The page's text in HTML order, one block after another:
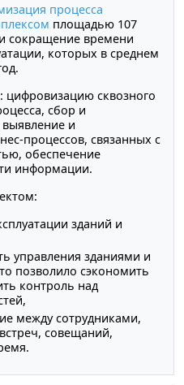
процесса
площадью 107
сокращение времени
которых в среднем
сквозного
сбор и
и
процессов, связанных с
обеспечение
информации.
зданий и
управления зданиями и
позволило сэкономить
контроль над
между сотрудниками,
совещаний,